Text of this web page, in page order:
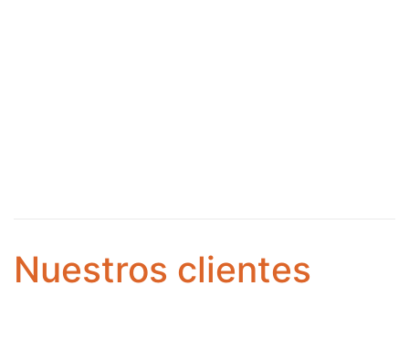
Nuestros clientes